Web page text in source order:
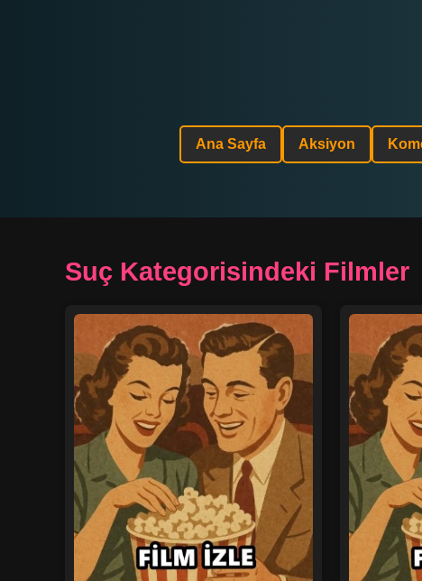
Ana Sayfa Aksiyon
Suç Kategorisindeki Filmler